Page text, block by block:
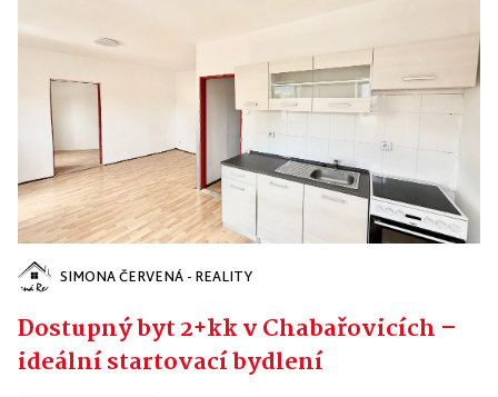
SIMONA ČERVENÁ - REALITY
Dostupný byt 2+kk v Chabařovicích –
ideální startovací bydlení